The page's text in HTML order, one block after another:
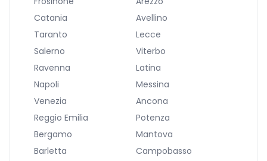
Catania
Avellino
Taranto
Lecce
Salerno
Viterbo
Ravenna
Latina
Napoli
Messina
Venezia
Ancona
Reggio Emilia
Potenza
Bergamo
Mantova
Barletta
Campobasso